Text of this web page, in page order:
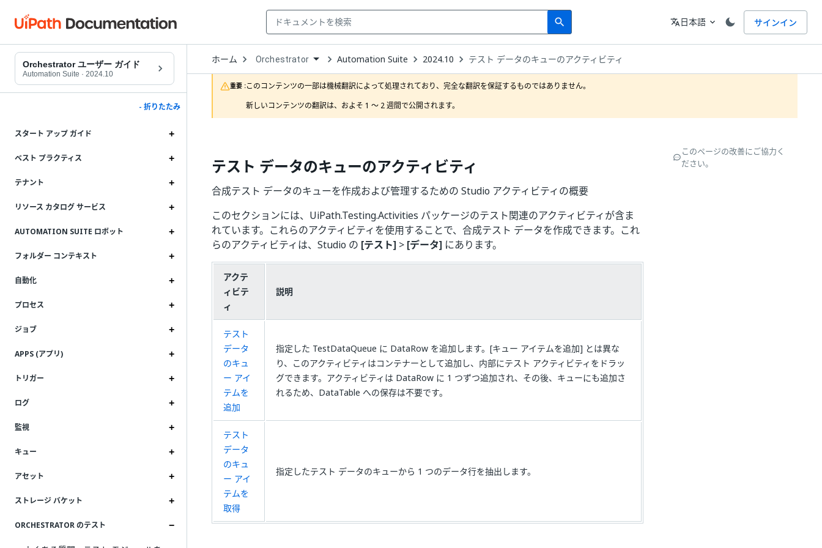
search
Search 言語
translate日本語 expand_more サインイン
Orchestrator ユーザー ガイド
Automation Suite · 2024.10
- 折りたたみ
スタート アップ ガイド
ベスト プラクティス
テナント
リソース カタログ サービス
AUTOMATION SUITE ロボット
フォルダー コンテキスト
自動化
プロセス
ジョブ
APPS (アプリ)
トリガー
ログ
監視
キュー
アセット
ストレージ バケット
ORCHESTRATOR のテスト
ホーム Open
Dropdown
to
choose
product
Orchestrator Automation Suite 2024.10 テスト データのキューのアクティビティ
重要 :このコンテンツの一部は機械翻訳によって処理されており、完全な翻訳を保証するものではありません。
新しいコンテンツの翻訳は、およそ 1 ～ 2 週間で公開されます。
テスト データのキューのアクティビティ
合成テスト データのキューを作成および管理するための Studio アクティビティの概要
このセクションには、UiPath.Testing.Activities パッケージのテスト関連のアクティビティが含ま
れています。これらのアクティビティを使用することで、合成テスト データを作成できます。これ
らのアクティビティは、Studio の [テスト] > [データ] にあります。
アクテ
ィビテ
ィ
説明
テスト
データ
のキュ
ー アイ
テムを
追加
指定した TestDataQueue に DataRow を追加します。[キュー アイテムを追加] とは異な
り、このアクティビティはコンテナーとして追加し、内部にテスト アクティビティをドラッ
グできます。アクティビティは DataRow に 1 つずつ追加され、その後、キューにも追加さ
れるため、DataTable への保存は不要です。
テスト
データ
のキュ
ー アイ
テムを
取得
指定したテスト データのキューから 1 つのデータ行を抽出します。
このページの改善にご協力く
ださい。